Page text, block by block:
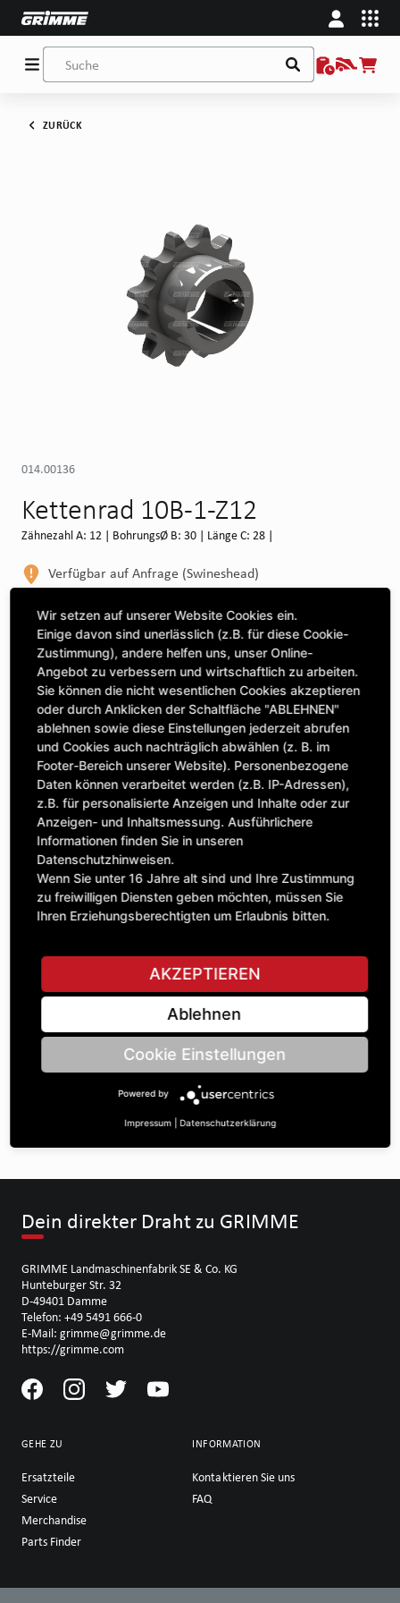
ZURÜCK
014.00136
Kettenrad 10B-1-Z12
Zähnezahl A: 12 | BohrungsØ B: 30 | Länge C: 28 |
Verfügbar auf Anfrage (Swineshead)
Maschine auswählen, um Kompatibilität zu sehen
MASCHINE AUSWÄHLEN
CLICK & COLLECT
Bestellungen bei Deinem bevorzugten Standort abholen
34,87 £
exkl. MwSt.
Anzahl
IN DEN WARENKORB
KETTENRÄdeR EINFACH 5/8“ | Zähnezahl A: 12 | BohrungsØ
B: 30 | Länge C: 28 |
Dein direkter Draht zu GRIMME
GRIMME Landmaschinenfabrik SE & Co. KG
Hunteburger Str. 32
D-49401 Damme
Telefon: +49 5491 666-0
E-Mail: grimme@grimme.de
https://grimme.com
GEHE ZU
Ersatzteile
Service
Merchandise
Parts Finder
INFORMATION
Kontaktieren Sie uns
FAQ
Wir setzen auf unserer Website Cookies ein.
Einige davon sind unerlässlich (z.B. für diese Cookie-
Zustimmung), andere helfen uns, unser Online-
Angebot zu verbessern und wirtschaftlich zu arbeiten.
Sie können die nicht wesentlichen Cookies akzeptieren
oder durch Anklicken der Schaltfläche "ABLEHNEN"
ablehnen sowie diese Einstellungen jederzeit abrufen
und Cookies auch nachträglich abwählen (z. B. im
Footer-Bereich unserer Website). Personenbezogene
Daten können verarbeitet werden (z.B. IP-Adressen),
z.B. für personalisierte Anzeigen und Inhalte oder zur
Anzeigen- und Inhaltsmessung. Ausführlichere
Informationen finden Sie in unseren
Datenschutzhinweisen.
Wenn Sie unter 16 Jahre alt sind und Ihre Zustimmung
zu freiwilligen Diensten geben möchten, müssen Sie
Ihren Erziehungsberechtigten um Erlaubnis bitten.
AKZEPTIEREN
Ablehnen
Cookie Einstellungen
Powered by
Impressum Datenschutzerklärung